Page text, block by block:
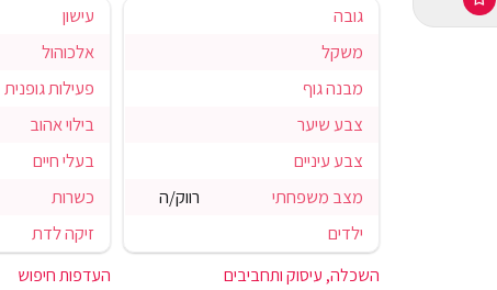
עישון
אלכוהול
פעילות גופנית
בילוי אהוב
בעלי חיים
כשרות
זיקה לדת
גובה
משקל
מבנה גוף
צבע שיער
צבע עיניים
מצב משפחתי
רווק/ה
ילדים
העדפות חיפוש השכלה, עיסוק ותחביבים